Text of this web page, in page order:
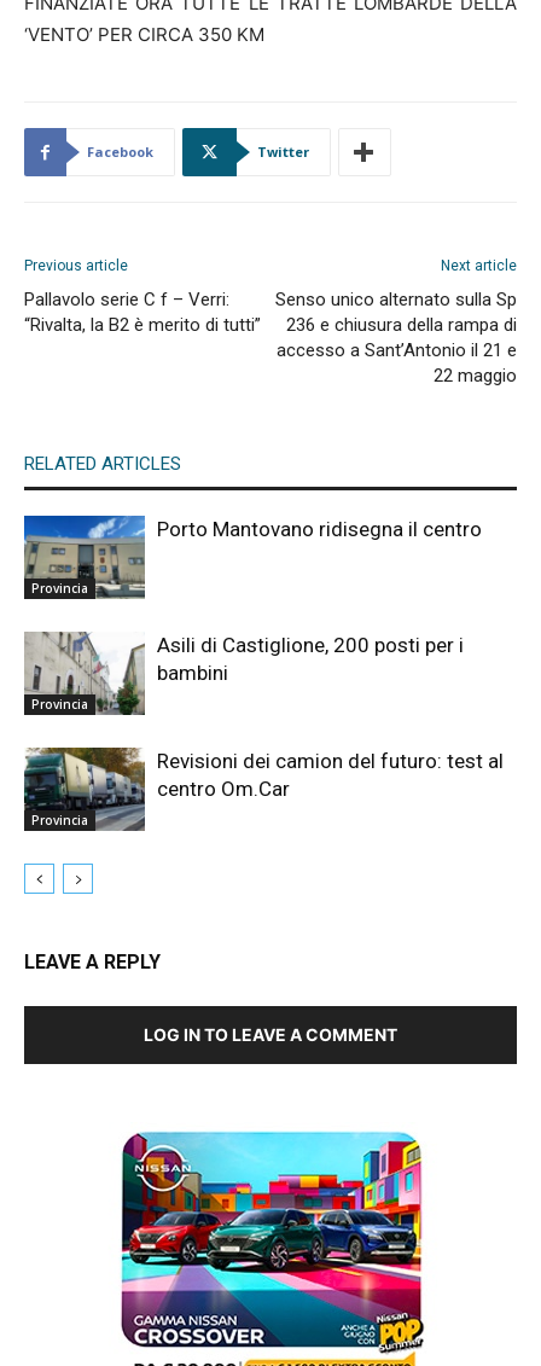
‘VENTO’ PER CIRCA 350 KM
Facebook Twitter
Previous article
Pallavolo serie C f – Verri:
“Rivalta, la B2 è merito di tutti”
Next article
Senso unico alternato sulla Sp
236 e chiusura della rampa di
accesso a Sant’Antonio il 21 e
22 maggio
RELATED ARTICLES
Provincia
Porto Mantovano ridisegna il centro
Provincia
Asili di Castiglione, 200 posti per i
bambini
Provincia
Revisioni dei camion del futuro: test al
centro Om.Car
LEAVE A REPLY
LOG IN TO LEAVE A COMMENT